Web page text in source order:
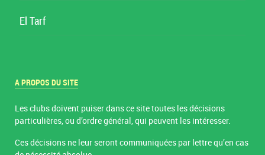
El Tarf
A PROPOS DU SITE
Les clubs doivent puiser dans ce site toutes les décisions
particulières, ou d’ordre général, qui peuvent les intéresser.
Ces décisions ne leur seront communiquées par lettre qu’en cas